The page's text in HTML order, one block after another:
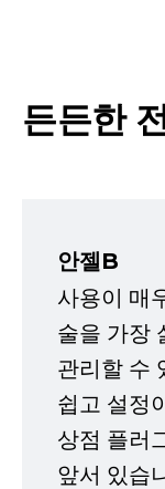
든든한
안젤B
사용이 매
술을 가장
관리할 수
쉽고 설정
상점 플러
앞서 있습